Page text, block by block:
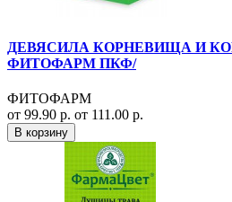
ДЕВЯСИЛА КОРНЕВИЩА И
ФИТОФАРМ ПКФ/
ФИТОФАРМ
от 99.90 р. от 111.00 р.
В корзину